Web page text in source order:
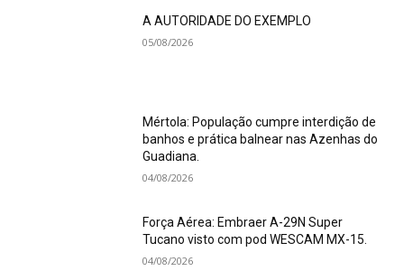
A AUTORIDADE DO EXEMPLO
05/08/2026
Mértola: População cumpre interdição de
banhos e prática balnear nas Azenhas do
Guadiana.
04/08/2026
Força Aérea: Embraer A-29N Super
Tucano visto com pod WESCAM MX-15.
04/08/2026